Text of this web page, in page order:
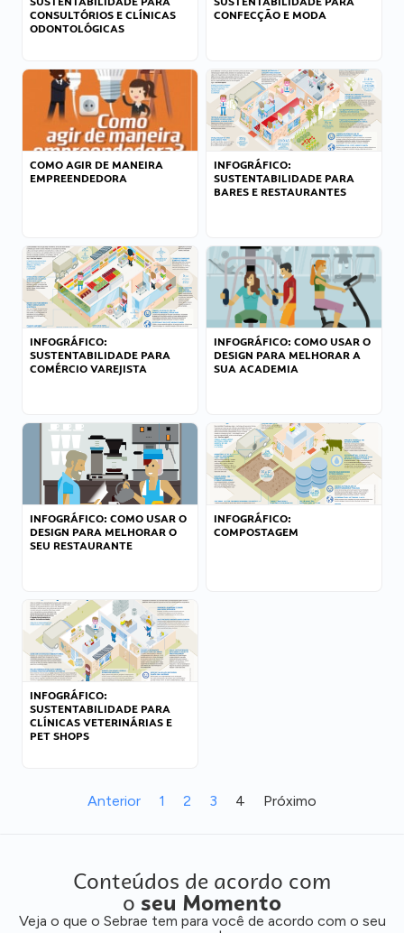
CONSULTÓRIOS E CLÍNICAS
ODONTOLÓGICAS
CONFECÇÃO E MODA
COMO AGIR DE MANEIRA
EMPREENDEDORA
INFOGRÁFICO:
SUSTENTABILIDADE PARA
BARES E RESTAURANTES
INFOGRÁFICO:
SUSTENTABILIDADE PARA
COMÉRCIO VAREJISTA
INFOGRÁFICO: COMO USAR O
DESIGN PARA MELHORAR A
SUA ACADEMIA
INFOGRÁFICO: COMO USAR O
DESIGN PARA MELHORAR O
SEU RESTAURANTE
INFOGRÁFICO:
COMPOSTAGEM
INFOGRÁFICO:
SUSTENTABILIDADE PARA
CLÍNICAS VETERINÁRIAS E
PET SHOPS
Anterior 1 2 3 4 Próximo
Conteúdos de acordo com
o seu Momento
Veja o que o Sebrae tem para você de acordo com o seu